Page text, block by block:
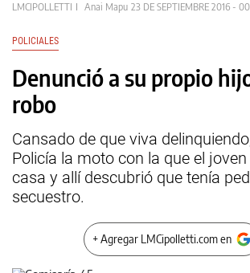
LMCIPOLLETTI Anai Mapu 23 DE SEPTIEMBRE 2016 -
POLICIALES
Denunció a su propio
robo
Cansado de que viva
Policía la moto con la que el
casa y allí descubrió que tenía
secuestro.
+ Agregar LMCipolletti.com en